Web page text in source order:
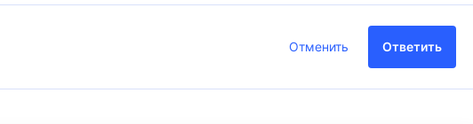
Отменить Ответить